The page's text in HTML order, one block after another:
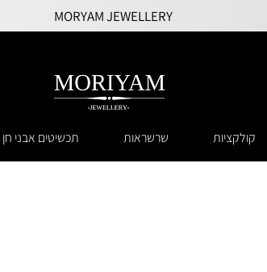
MORYAM JEWELLERY
קולקציות שרשראות תכשיטים אבני חן